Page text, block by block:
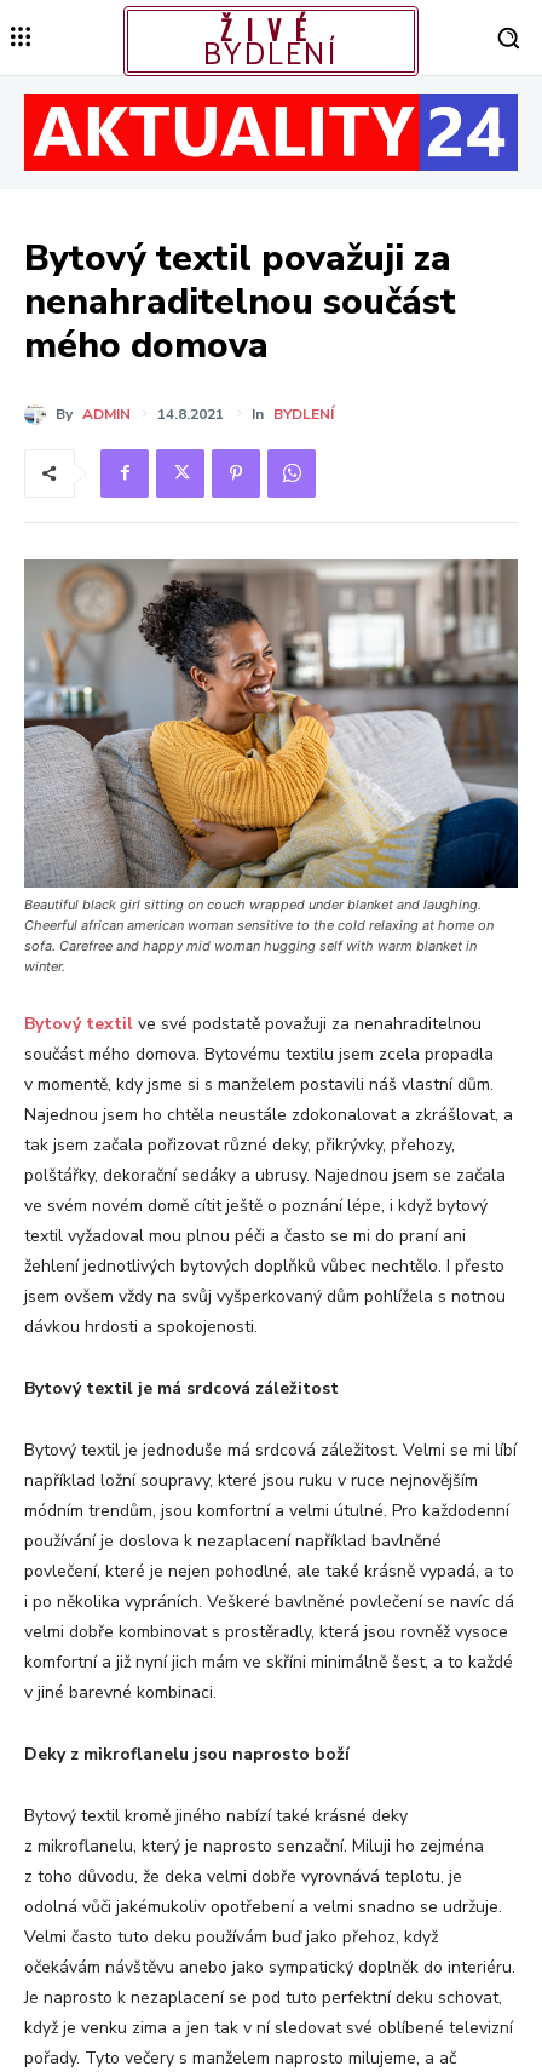
ŽIVÉ
BYDLENÍ
Bytový textil považuji za
nenahraditelnou součást
mého domova
By ADMIN 14.8.2021 In BYDLENÍ
Beautiful black girl sitting on couch wrapped under blanket and laughing.
Cheerful african american woman sensitive to the cold relaxing at home on
sofa. Carefree and happy mid woman hugging self with warm blanket in
winter.
Bytový textil ve své podstatě považuji za nenahraditelnou
součást mého domova. Bytovému textilu jsem zcela propadla
v momentě, kdy jsme si s manželem postavili náš vlastní dům.
Najednou jsem ho chtěla neustále zdokonalovat a zkrášlovat, a
tak jsem začala pořizovat různé deky, přikrývky, přehozy,
polštářky, dekorační sedáky a ubrusy. Najednou jsem se začala
ve svém novém domě cítit ještě o poznání lépe, i když bytový
textil vyžadoval mou plnou péči a často se mi do praní ani
žehlení jednotlivých bytových doplňků vůbec nechtělo. I přesto
jsem ovšem vždy na svůj vyšperkovaný dům pohlížela s notnou
dávkou hrdosti a spokojenosti.
Bytový textil je má srdcová záležitost
Bytový textil je jednoduše má srdcová záležitost. Velmi se mi líbí
například ložní soupravy, které jsou ruku v ruce nejnovějším
módním trendům, jsou komfortní a velmi útulné. Pro každodenní
používání je doslova k nezaplacení například bavlněné
povlečení, které je nejen pohodlné, ale také krásně vypadá, a to
i po několika vypráních. Veškeré bavlněné povlečení se navíc dá
velmi dobře kombinovat s prostěradly, která jsou rovněž vysoce
komfortní a již nyní jich mám ve skříni minimálně šest, a to každé
v jiné barevné kombinaci.
Deky z mikroflanelu jsou naprosto boží
Bytový textil kromě jiného nabízí také krásné deky
z mikroflanelu, který je naprosto senzační. Miluji ho zejména
z toho důvodu, že deka velmi dobře vyrovnává teplotu, je
odolná vůči jakémukoliv opotřebení a velmi snadno se udržuje.
Velmi často tuto deku používám buď jako přehoz, když
očekávám návštěvu anebo jako sympatický doplněk do interiéru.
Je naprosto k nezaplacení se pod tuto perfektní deku schovat,
když je venku zima a jen tak v ní sledovat své oblíbené televizní
pořady. Tyto večery s manželem naprosto milujeme, a ač